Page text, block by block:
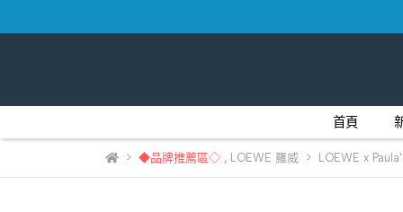
首頁
◆品牌推薦區◇, LOEWE 羅威 LOEWE x